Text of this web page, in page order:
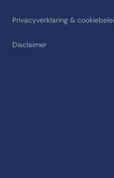
Privacyverklaring &
Disclaimer